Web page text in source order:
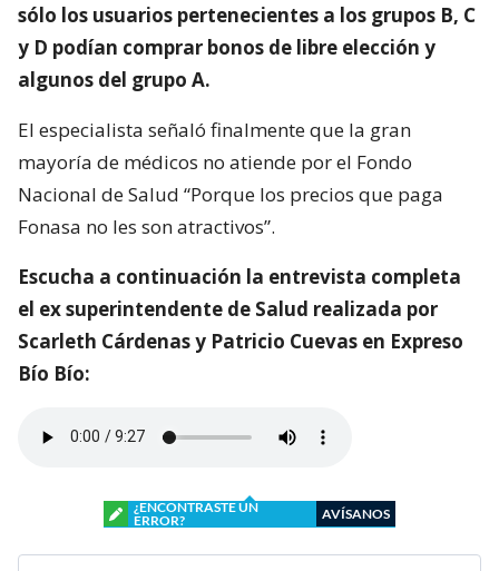
sólo los usuarios pertenecientes a los grupos B, C
y D podían comprar bonos de libre elección y
algunos del grupo A.
El especialista señaló finalmente que la gran
mayoría de médicos no atiende por el Fondo
Nacional de Salud “Porque los precios que paga
Fonasa no les son atractivos”.
Escucha a continuación la entrevista completa
el ex superintendente de Salud realizada por
Scarleth Cárdenas y Patricio Cuevas en Expreso
Bío Bío:
¿ENCONTRASTE UN
ERROR?
AVÍSANOS